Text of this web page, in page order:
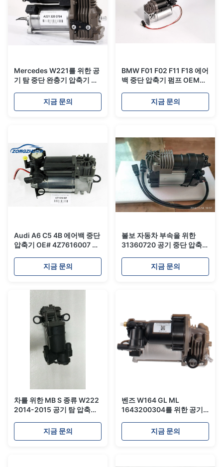
Mercedes W221를 위한 공
기 탐 중단 완충기 압축기 펌
지금 문의
BMW F01 F02 F11 F18 에어
백 중단 압축기 펌프 OEM
지금 문의
Audi A6 C5 4B 에어백 중단
압축기 OE# 4Z7616007 압
지금 문의
볼보 자동차 부속을 위한
31360720 공기 중단 압축기
지금 문의
차를 위한 MB S 종류 W222
2014-2015 공기 탐 압축기
지금 문의
벤즈 W164 GL ML
1643200304를 위한 공기
1643200304
1643200204 1643200
지금 문의